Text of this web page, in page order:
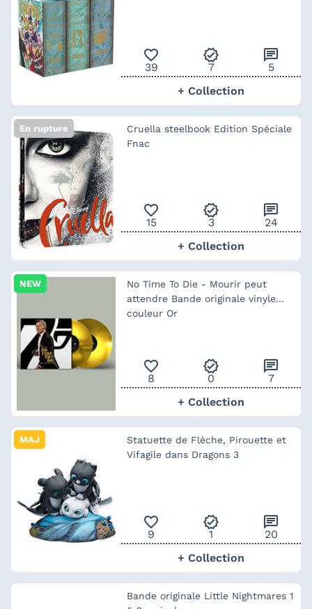
favorite_outline
39
verified
7
chat
5
+ Collection
En rupture
Cruella steelbook Edition Spéciale
Fnac
favorite_outline
15
verified
3
chat
24
+ Collection
NEW
No Time To Die - Mourir peut
attendre Bande originale vinyle
couleur Or
favorite_outline
8
verified
0
chat
7
+ Collection
MAJ
Statuette de Flèche, Pirouette et
Vifagile dans Dragons 3
favorite_outline
9
verified
1
chat
20
+ Collection
Bande originale Little Nightmares 1